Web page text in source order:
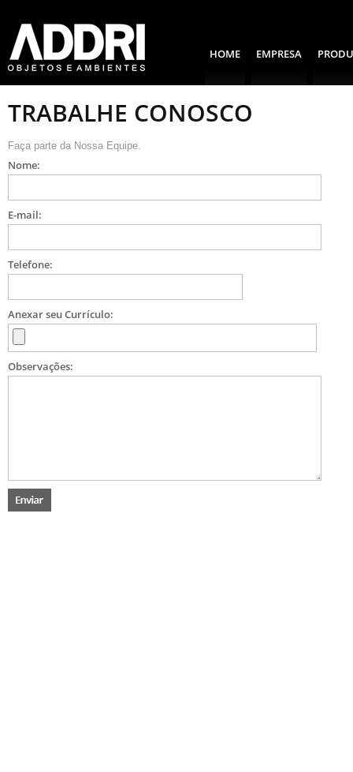
EMPRESA
HOME
TRABALHE CONOSCO
Faça parte da Nossa Equipe.
Nome:
E-mail:
Telefone:
Anexar seu Currículo:
Observações: